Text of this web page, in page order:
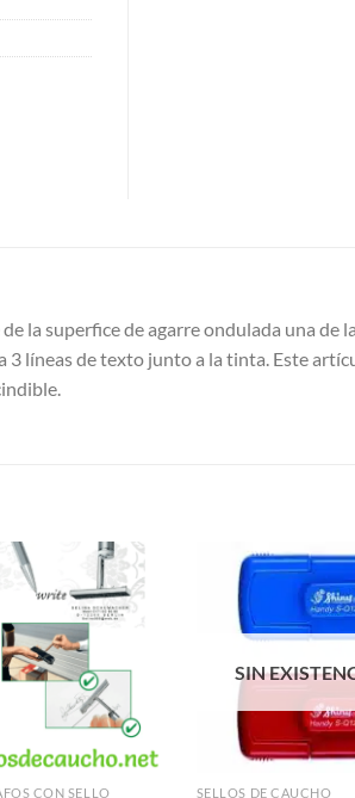
la superfice de agarre ondulada una de
3 líneas de texto junto a la tinta. Este
Añadir a
Favoritos
CON SELLO
SIN
SELLOS DE CAUCHO